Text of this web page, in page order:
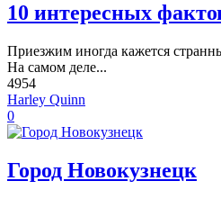
10 интересных
Приезжим иногда кажется
На самом деле...
4954
Harley Quinn
0
Город Новокузнецк